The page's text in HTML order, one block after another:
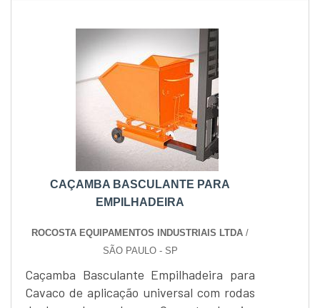
CAÇAMBA BASCULANTE PARA
EMPILHADEIRA
ROCOSTA EQUIPAMENTOS INDUSTRIAIS LTDA /
SÃO PAULO - SP
Caçamba Basculante Empilhadeira para
Cavaco de aplicação universal com rodas